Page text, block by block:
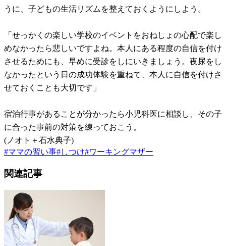
うに、子どもの生活リズムを整えておくようにしよう。
「せっかくの楽しい学校のイベントをおねしょの心配で楽し
めなかったら悲しいですよね。本人にある程度の自信を付け
させるためにも、早めに受診をしにいきましょう。夜尿をし
なかったという日の成功体験を重ねて、本人に自信を付けさ
せておくことも大切です」
宿泊行事があることが分かったら小児科医に相談し、その子
に合った事前の対策を練っておこう。
(ノオト＋石水典子)
#ママの習い事#しつけ#ワーキングマザー
関連記事